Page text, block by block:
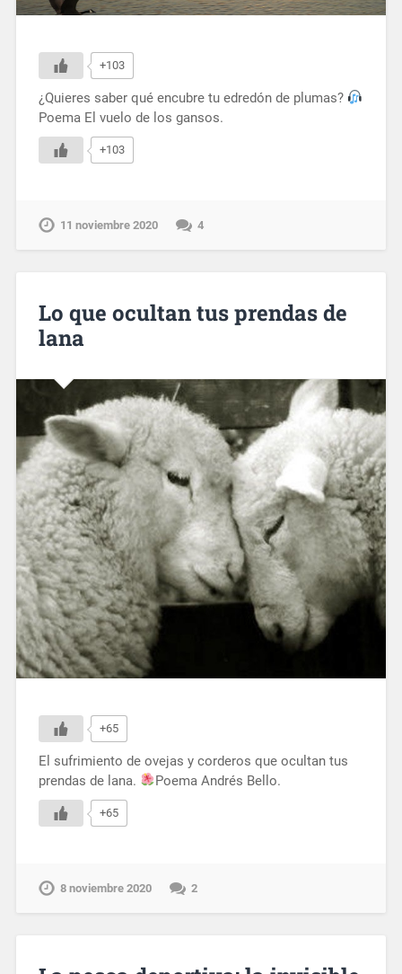
+103
¿Quieres saber qué encubre tu edredón de plumas?
Poema El vuelo de los gansos.
+103
11 noviembre 2020 4
Lo que ocultan tus prendas de
lana
+65
El sufrimiento de ovejas y corderos que ocultan tus
prendas de lana.
Poema Andrés Bello.
+65
8 noviembre 2020 2